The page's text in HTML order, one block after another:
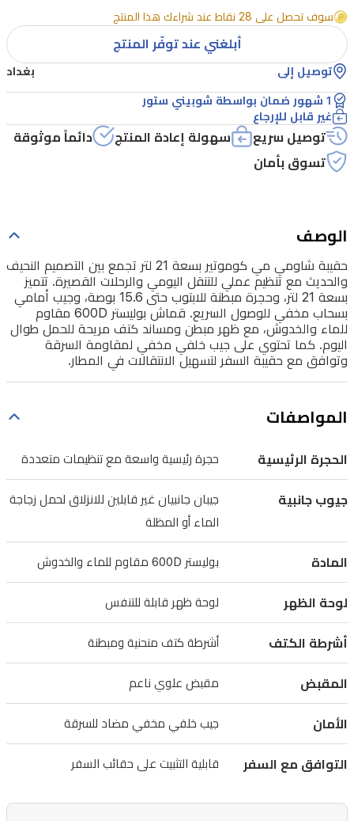
بين
التصميم
النحيف
مع
تنظيم
عملي
والرحلات
تتميز
بسعة
21
لتر،
وحجرة
مبطنة
للابتوب
15.6
بوصة،
وجيب
بسحاب
مخفي
السريع.
قماش
بوليستر
600D
مقاوم
للماء
والخدوش،
مع
سوف تحصل على 28 نقاط عند شراءك هذا المنتج
أبلغني عند توفّر المنتج
توصيل إلى بغداد
1 شهور ضمان بواسطة شوبيني ستور
غير قابل للإرجاع
توصيل سريع سهولة إعادة المنتج
دائماً موثوقة
تسوق بأمان
الوصف
حقيبة شاومي مي كوموتير بسعة 21 لتر تجمع بين التصميم النحيف
والحديث مع تنظيم عملي للتنقل اليومي والرحلات القصيرة. تتميز
بسعة 21 لتر، وحجرة مبطنة للابتوب حتى 15.6 بوصة، وجيب أمامي
بسحاب مخفي للوصول السريع. قماش بوليستر 600D مقاوم
للماء والخدوش، مع ظهر مبطن ومساند كتف مريحة للحمل طوال
اليوم. كما تحتوي على جيب خلفي مخفي لمقاومة السرقة
وتوافق مع حقيبة السفر لتسهيل الانتقالات في المطار.
المواصفات
الحجرة الرئيسية حجرة رئيسية واسعة مع تنظيمات متعددة
جيوب جانبية
جيبان جانبيان غير قابلين للانزلاق لحمل زجاجة
الماء أو المظلة
المادة بوليستر 600D مقاوم للماء والخدوش
لوحة الظهر لوحة ظهر قابلة للتنفس
أشرطة الكتف أشرطة كتف منحنية ومبطنة
المقبض مقبض علوي ناعم
الأمان جيب خلفي مخفي مضاد للسرقة
التوافق مع السفر قابلية التثبيت على حقائب السفر